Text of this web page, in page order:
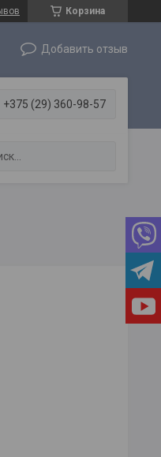
Корзина
Добавить отзыв
+375 (29) 360-98-57